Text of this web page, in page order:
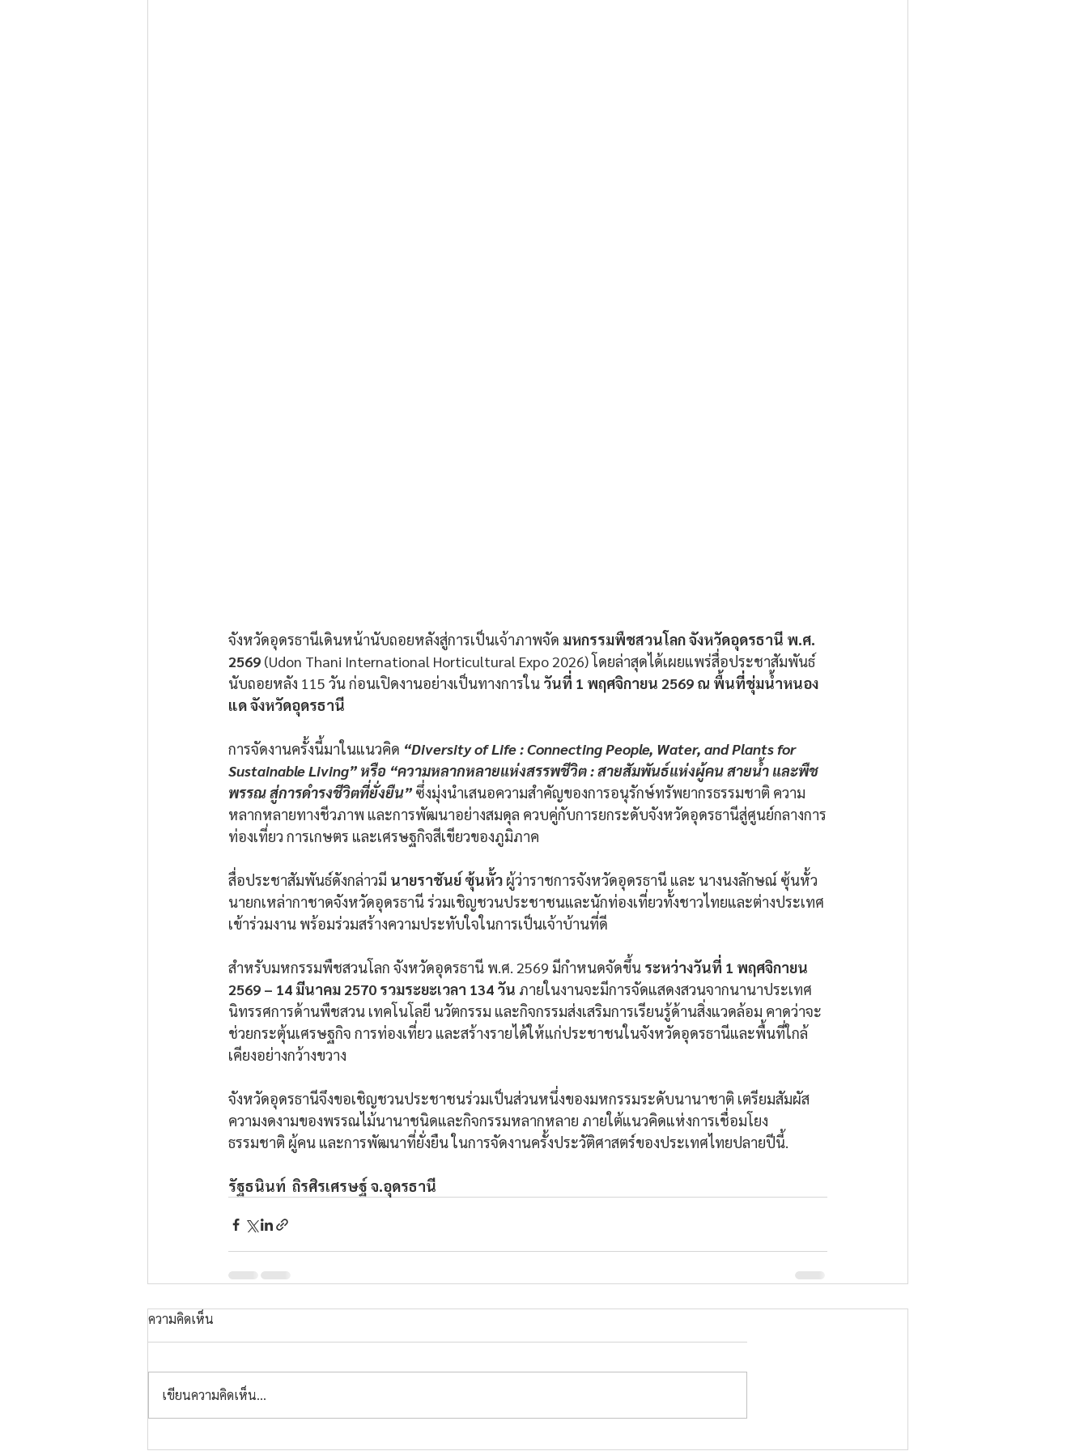
จังหวัดอุดรธานีเดินหน้านับถอยหลังสู่การเป็นเจ้าภาพจัด มหกรรมพืชสวนโลก จังหวัดอุดรธานี พ.ศ.
2569 (Udon Thani International Horticultural Expo 2026) โดยล่าสุดได้เผยแพร่สื่อประชาสัมพันธ์
นับถอยหลัง 115 วัน ก่อนเปิดงานอย่างเป็นทางการใน วันที่ 1 พฤศจิกายน 2569 ณ พื้นที่ชุ่มน้ำหนอง
แด จังหวัดอุดรธานี
การจัดงานครั้งนี้มาในแนวคิด “Diversity of Life : Connecting People, Water, and Plants for
Sustainable Living” หรือ “ความหลากหลายแห่งสรรพชีวิต : สายสัมพันธ์แห่งผู้คน สายน้ำ และพืช
พรรณ สู่การดำรงชีวิตที่ยั่งยืน” ซึ่งมุ่งนำเสนอความสำคัญของการอนุรักษ์ทรัพยากรธรรมชาติ ความ
หลากหลายทางชีวภาพ และการพัฒนาอย่างสมดุล ควบคู่กับการยกระดับจังหวัดอุดรธานีสู่ศูนย์กลางการ
ท่องเที่ยว การเกษตร และเศรษฐกิจสีเขียวของภูมิภาค
สื่อประชาสัมพันธ์ดังกล่าวมี นายราชันย์ ซุ้นหั้ว ผู้ว่าราชการจังหวัดอุดรธานี และ นางนงลักษณ์ ซุ้นหั้ว
นายกเหล่ากาชาดจังหวัดอุดรธานี ร่วมเชิญชวนประชาชนและนักท่องเที่ยวทั้งชาวไทยและต่างประเทศ
เข้าร่วมงาน พร้อมร่วมสร้างความประทับใจในการเป็นเจ้าบ้านที่ดี
สำหรับมหกรรมพืชสวนโลก จังหวัดอุดรธานี พ.ศ. 2569 มีกำหนดจัดขึ้น ระหว่างวันที่ 1 พฤศจิกายน
2569 – 14 มีนาคม 2570 รวมระยะเวลา 134 วัน ภายในงานจะมีการจัดแสดงสวนจากนานาประเทศ
นิทรรศการด้านพืชสวน เทคโนโลยี นวัตกรรม และกิจกรรมส่งเสริมการเรียนรู้ด้านสิ่งแวดล้อม คาดว่าจะ
ช่วยกระตุ้นเศรษฐกิจ การท่องเที่ยว และสร้างรายได้ให้แก่ประชาชนในจังหวัดอุดรธานีและพื้นที่ใกล้
เคียงอย่างกว้างขวาง
จังหวัดอุดรธานีจึงขอเชิญชวนประชาชนร่วมเป็นส่วนหนึ่งของมหกรรมระดับนานาชาติ เตรียมสัมผัส
ความงดงามของพรรณไม้นานาชนิดและกิจกรรมหลากหลาย ภายใต้แนวคิดแห่งการเชื่อมโยง
ธรรมชาติ ผู้คน และการพัฒนาที่ยั่งยืน ในการจัดงานครั้งประวัติศาสตร์ของประเทศไทยปลายปีนี้.
รัฐธนินท์  ถิรศิรเศรษฐ์ จ.อุดรธานี
ความคิดเห็น
เขียนความคิดเห็น…